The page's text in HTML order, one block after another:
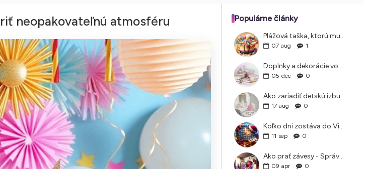
neopakovateľnú atmosféru Populárne články
Plážová taška, ktorú musíte mať. Príručka pre rodiny s deťmi
07 aug 1
Doplnky a dekorácie vo Vintage štýle
05 dec 0
Ako zariadiť detskú izbu, ktorá je nadčasová a rastie s vaším dieťaťom
17 aug 0
Koľko dni zostáva do Vianoc
11 sep 0
Ako prať závesy - Správne pranie a údržba záclon doma
09 apr 0